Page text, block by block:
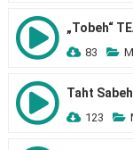
„Tobeh“
83
Taht
123